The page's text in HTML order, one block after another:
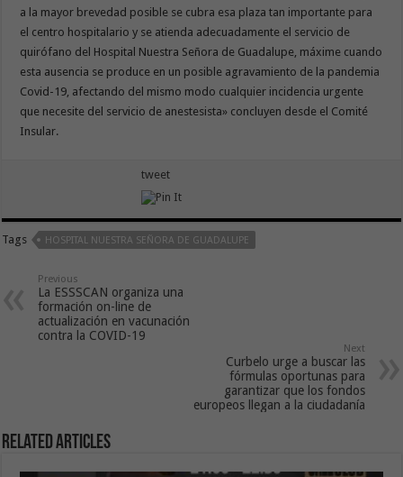
a la mayor brevedad posible se cubra esa plaza tan importante para
el centro hospitalario y se atienda adecuadamente el servicio de
quirófano del Hospital Nuestra Señora de Guadalupe, máxime cuando
esta ausencia se produce en un posible agravamiento de la pandemia
Covid-19, afectando del mismo modo cualquier incidencia urgente
que necesite del servicio de anestesista» concluyen desde el Comité
Insular.
tweet
Tags HOSPITAL NUESTRA SEÑORA DE GUADALUPE
Previous
La ESSSCAN organiza una
formación on-line de
actualización en vacunación
contra la COVID-19
Next
Curbelo urge a buscar las
fórmulas oportunas para
garantizar que los fondos
europeos llegan a la ciudadanía
Related Articles